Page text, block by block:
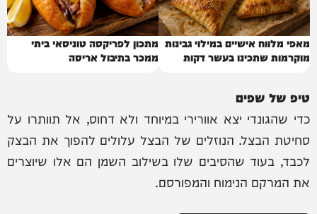
מאפי מלווח אישיים במילוי גבינות
מוקרמות שתכינו בעשר דקות
מתכון לפריקסה טוניסאי ביתי
ממכר בתיבול אריסה
טיפ של שפים
כדי שהגונדי יצא אוורירי במיוחד ולא דחוס, אל תוותרו על
סחיטת הבצל. הנוזלים של הבצל עלולים להפוך את הבצק
לכבד, בעוד שהסיבים שלו בשילוב השמן הם אלו שיוצרים
את המרקם הנימוח והמפורסם.